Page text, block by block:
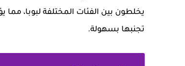
يخلطون بين الفئات المختلفة لبوبا،
تجنبها بسهولة.